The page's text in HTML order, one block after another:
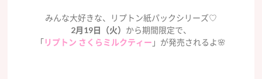
みんな大好きな、リプトン紙パックシリーズ♡
2月19日（火） から期間限定で、
「リプトン さくらミルクティー 」が発売されるよ🌸